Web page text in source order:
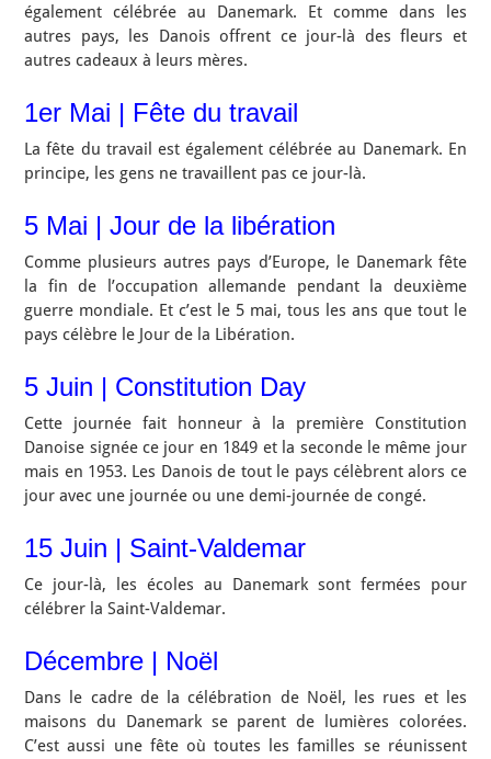
également célébrée au Danemark. Et comme dans les
autres pays, les Danois offrent ce jour-là des fleurs et
autres cadeaux à leurs mères.
1er Mai | Fête du travail
La fête du travail est également célébrée au Danemark. En
principe, les gens ne travaillent pas ce jour-là.
5 Mai | Jour de la libération
Comme plusieurs autres pays d’Europe, le Danemark fête
la fin de l’occupation allemande pendant la deuxième
guerre mondiale. Et c’est le 5 mai, tous les ans que tout le
pays célèbre le Jour de la Libération.
5 Juin | Constitution Day
Cette journée fait honneur à la première Constitution
Danoise signée ce jour en 1849 et la seconde le même jour
mais en 1953. Les Danois de tout le pays célèbrent alors ce
jour avec une journée ou une demi-journée de congé.
15 Juin | Saint-Valdemar
Ce jour-là, les écoles au Danemark sont fermées pour
célébrer la Saint-Valdemar.
Décembre | Noël
Dans le cadre de la célébration de Noël, les rues et les
maisons du Danemark se parent de lumières colorées.
C’est aussi une fête où toutes les familles se réunissent